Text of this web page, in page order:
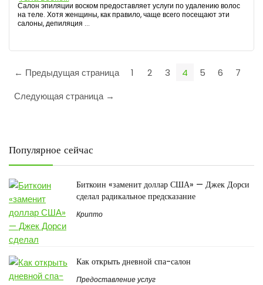
Салон эпиляции воском предоставляет услуги по удалению волос
на теле. Хотя женщины, как правило, чаще всего посещают эти
салоны, депиляция ...
← Предыдущая страница 1 2 3 4 5 6
7
Следующая страница →
Популярное сейчас
Биткоин «заменит доллар США» — Джек Дорси
сделал радикальное предсказание
Крипто
Как открыть дневной спа-салон
Предоставление услуг